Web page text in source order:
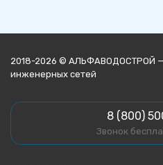
2018-2026 © АЛЬФАВОДОСТРОЙ —
инженерных сетей
8 (800)
Звонок